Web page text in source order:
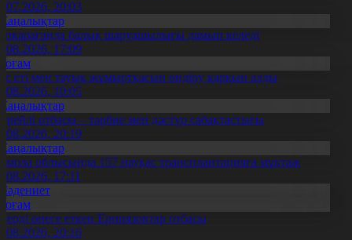
20:03
балық шаруашылығы дамып келеді
17:09
еті мен тауық жұмыртқасын өндіру қарқын алды
10:05
отбасы – тәрбие мен дәстүр сабақтастығы
20:19
облысында 157 науқас трансплантацияға мұқтаж
17:11
өнеге еткен Ерниязовтар отбасы
20:16